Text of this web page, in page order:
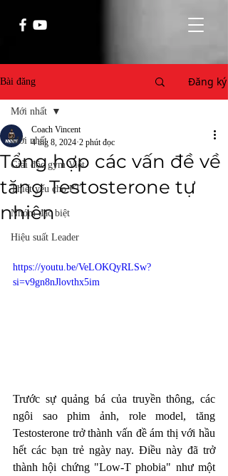
Bài đăng Đăng ký
Mới nhất
Giải độc gym Việt
Thiết yếu cho PT
Nhóm đặc biệt
Hiệu suất Leader
Mới nhất
Tổng hợp các vấn đề về
tăng Testosterone tự
nhiên
Coach Vincent
4 thg 8, 2024 2 phút đọc
https://youtu.be/VeLOKQyRLSw?
si=v9gn8nJlovthx5im
Trước sự quảng bá của truyền thông, các
ngôi sao phim ảnh, role model, tăng
Testosterone trở thành vấn đề ám thị với hầu
hết các bạn trẻ ngày nay. Điều này đã trở
thành hội chứng "Low-T phobia" như một